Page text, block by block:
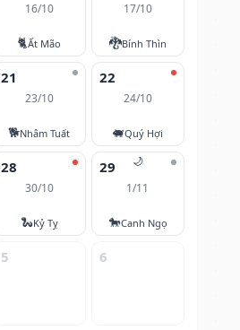
16/10
🐈Ất Mão
17/10
🐉Bính Thìn
21
23/10
🐕Nhâm Tuất
22
24/10
🐖Quý Hợi
28
30/10
🐍Kỷ Tỵ
🌙
29
1/11
🐎Canh Ngọ
5 6